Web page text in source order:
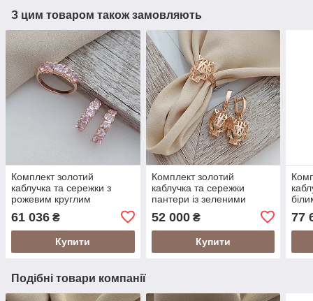
З цим товаром також замовляють
Комплект золотий
каблучка та сережки з
рожевим круглим
61 036 ₴
Купити
Комплект золотий
каблучка та сережки
пантери із зеленими
52 000₴
Купити
77
Подібні товари компанії